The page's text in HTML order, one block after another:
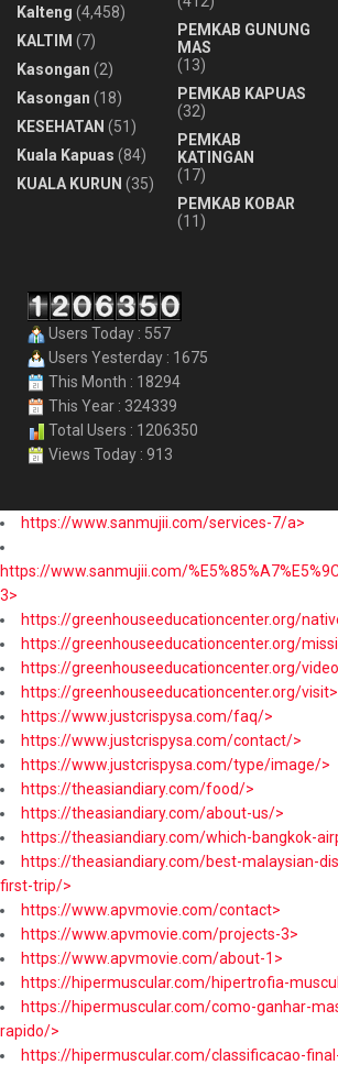
Kalteng (4,458)
KALTIM (7)
Kasongan (2)
Kasongan (18)
KESEHATAN (51)
Kuala Kapuas (84)
KUALA KURUN (35)
PEMKAB GUNUNG
MAS
(13)
PEMKAB KAPUAS
(32)
PEMKAB
KATINGAN
(17)
PEMKAB KOBAR
(11)
Users Today : 557
Users Yesterday : 1675
This Month : 18294
This Year : 324339
Total Users : 1206350
Views Today : 913
https://www.sanmujii.com/services-7/a>
https://www.sanmujii.com/
3>
https://greenhouseeducationcenter.org/
https://greenhouseeducationcenter.org/
https://greenhouseeducationcenter.org/
https://greenhouseeducationcenter.org/visit>
https://www.justcrispysa.com/faq/>
https://www.justcrispysa.com/contact/>
https://www.justcrispysa.com/type/image/>
https://theasiandiary.com/food/>
https://theasiandiary.com/about-us/>
https://theasiandiary.com/which-bangkok-
https://theasiandiary.com/best-malaysian-
first-trip/>
https://www.apvmovie.com/contact>
https://www.apvmovie.com/projects-3>
https://www.apvmovie.com/about-1>
https://hipermuscular.com/hipertrofia-
https://hipermuscular.com/como-ganhar-
rapido/>
https://hipermuscular.com/classificacao-